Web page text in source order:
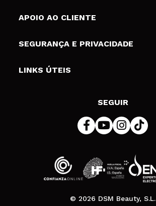
Sobre nós
Gift Cards
APOIO AO CLIENTE
Envios e Devoluções
Formas de pagamento
SEGURANÇA E PRIVACIDADE
Termos e Privacidade
LINKS ÚTEIS
SEGUIR
© 2026 DSM Beauty, S.L.